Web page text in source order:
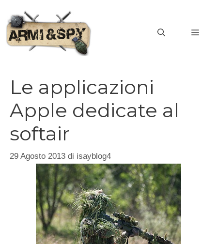
contenuto
Le applicazioni
Apple dedicate al
softair
29 Agosto 2013 di isayblog4